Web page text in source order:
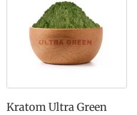
Kratom Ultra Green